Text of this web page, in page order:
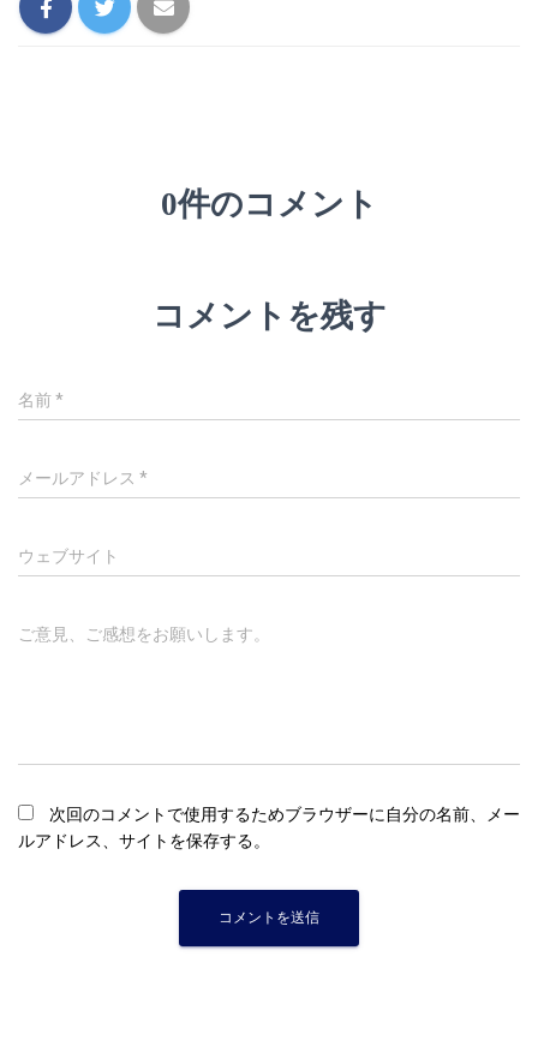
0件のコメント
コメントを残す
名前*
メールアドレス *
ウェブサイト
ご意見、ご感想をお願いします。
次回のコメントで使用するためブラウザーに自分の名前、メー
ルアドレス、サイトを保存する。